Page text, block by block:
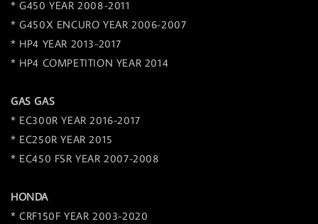
* G450 YEAR 2008-2011
* G450X ENCURO YEAR 2006-2007
* HP4 YEAR 2013-2017
* HP4 COMPETITION YEAR 2014
GAS GAS
* EC300R YEAR 2016-2017
* EC250R YEAR 2015
* EC450 FSR YEAR 2007-2008
HONDA
* CRF150F YEAR 2003-2020